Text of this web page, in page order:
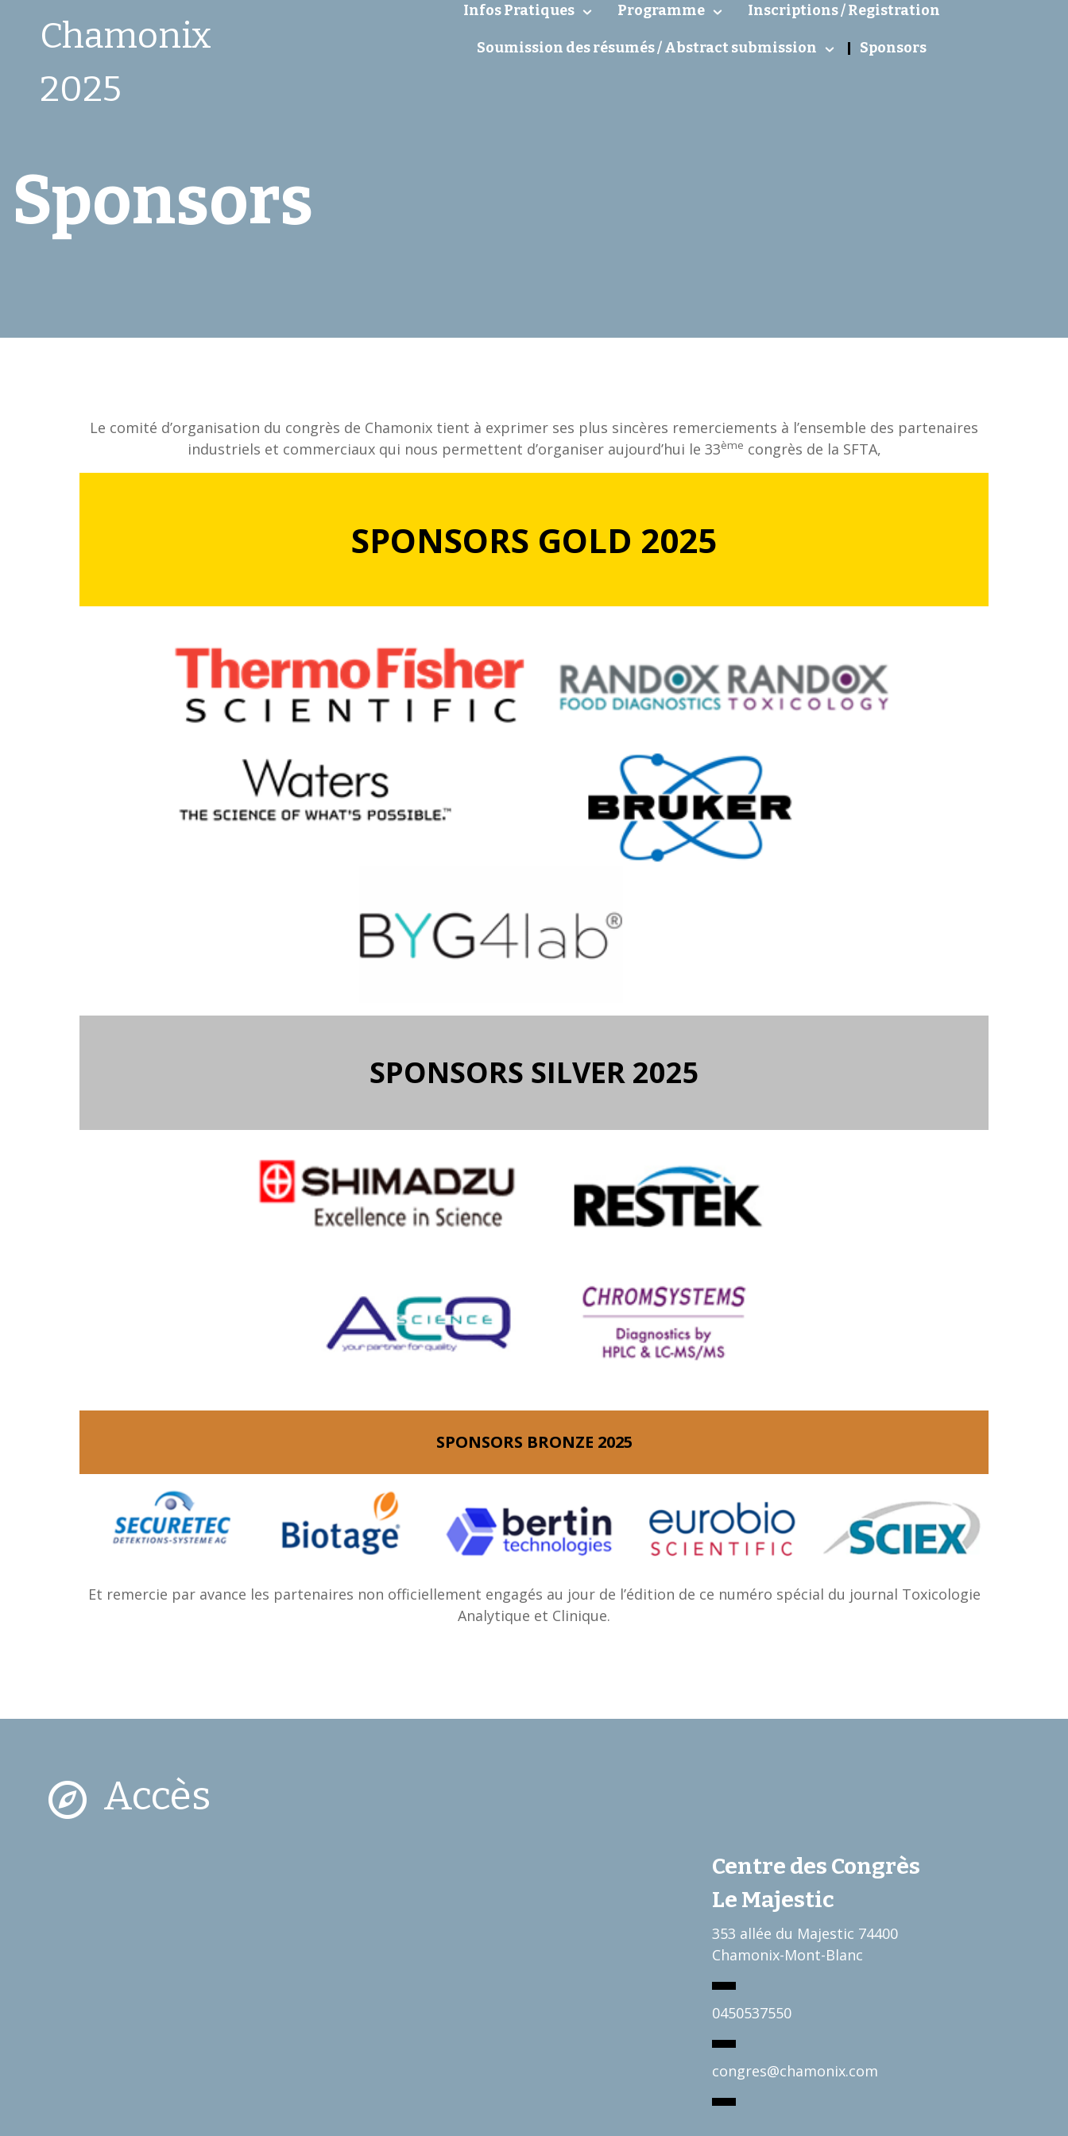
Chamonix
2025
Infos Pratiques Programme Inscriptions / Registration
Soumission des résumés / Abstract submission Sponsors
Sponsors
Le comité d’organisation du congrès de Chamonix tient à exprimer ses plus sincères remerciements à l’ensemble des partenaires
industriels et commerciaux qui nous permettent d’organiser aujourd’hui le 33ème congrès de la SFTA,
SPONSORS GOLD 2025
SPONSORS SILVER 2025
SPONSORS BRONZE 2025
Et remercie par avance les partenaires non officiellement engagés au jour de l’édition de ce numéro spécial du journal Toxicologie
Analytique et Clinique.
Accès
Centre des Congrès
Le Majestic
353 allée du Majestic 74400
Chamonix-Mont-Blanc
0450537550
congres@chamonix.com